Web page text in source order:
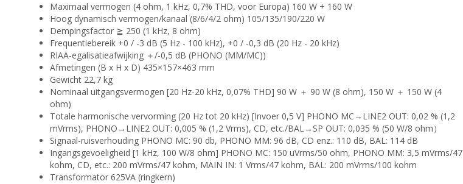
Maximaal vermogen (4 ohm, 1 kHz, 0,7% THD, voor Europa) 160 W + 160 W
Hoog dynamisch vermogen/kanaal (8/6/4/2 ohm) 105/135/190/220 W
Dempingsfactor ≧ 250 (1 kHz, 8 ohm)
Frequentiebereik +0 / -3 dB (5 Hz - 100 kHz), +0 / -0,3 dB (20 Hz - 20 kHz)
RIAA-egalisatieafwijking ＋/-0,5 dB (PHONO (MM/MC))
Afmetingen (B x H x D) 435×157×463 mm
Gewicht 22,7 kg
Nominaal uitgangsvermogen [20 Hz-20 kHz, 0,07% THD] 90 W ＋ 90 W (8 ohm), 150 W ＋ 150 W (4
ohm)
Totale harmonische vervorming (20 Hz tot 20 kHz) [Invoer 0,5 V] PHONO MC→LINE2 OUT: 0,02 % (1,2
mVrms), PHONO→LINE2 OUT: 0,005 % (1,2 Vrms), CD, etc./BAL→SP OUT: 0,035 % (50 W/8 ohm）
Signaal-ruisverhouding PHONO MC: 90 db, PHONO MM: 96 dB, CD enz.: 110 dB, BAL: 114 dB
Ingangsgevoeligheid [1 kHz, 100 W/8 ohm] PHONO MC: 150 uVrms/50 ohm, PHONO MM: 3,5 mVrms/47
kohm, CD, etc.: 200 mVrms/47 kohm, MAIN IN: 1 Vrms/47 kohm, BAL: 200 mVrms/100 kohm
Transformator 625VA (ringkern)